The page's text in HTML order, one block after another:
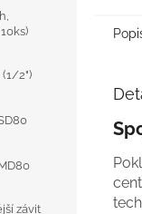
(1/2")
závit